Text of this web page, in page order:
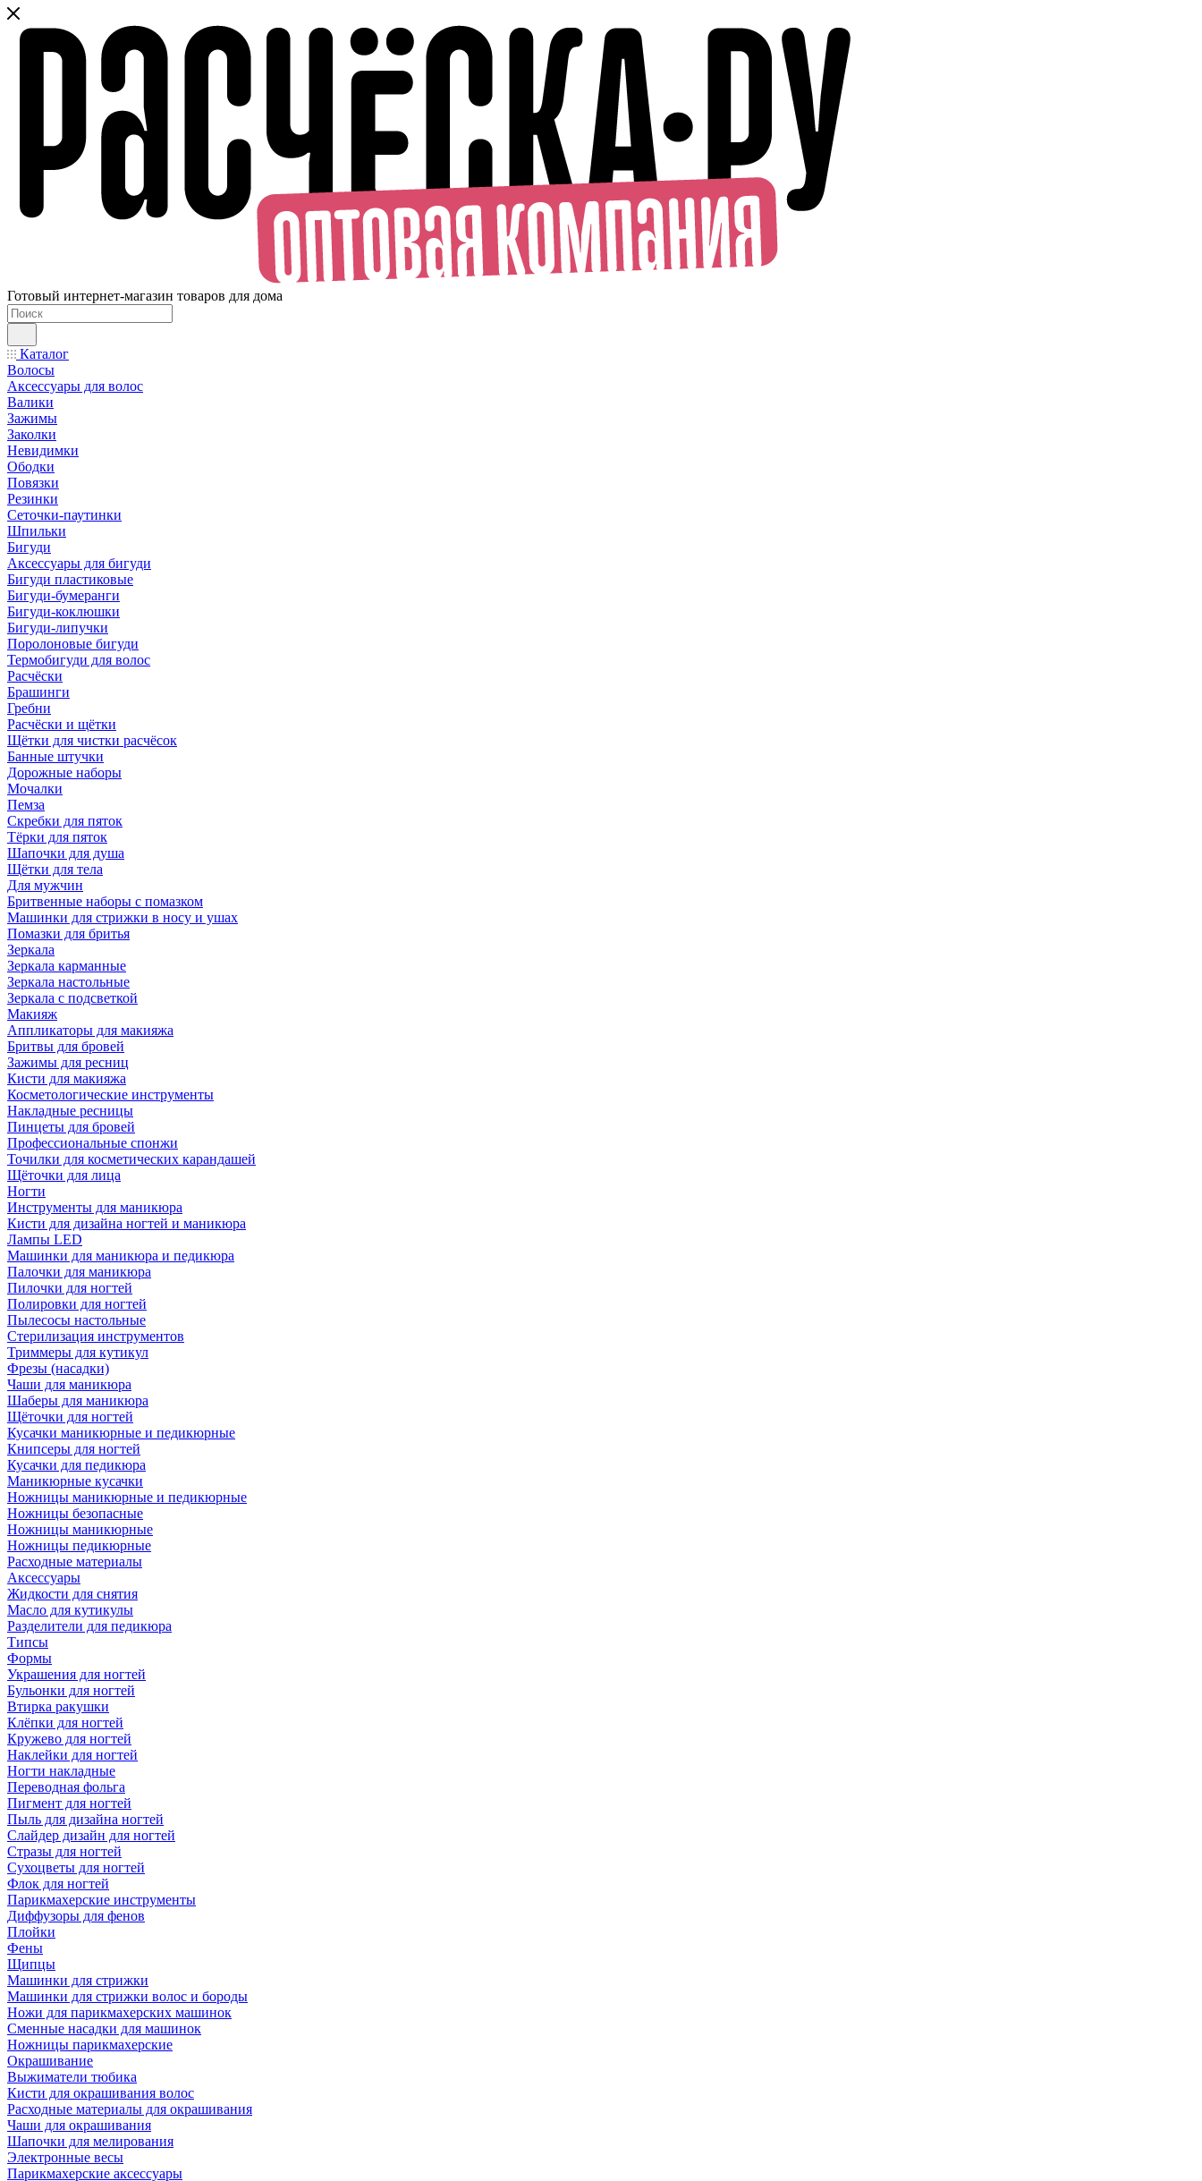
Готовый интернет-магазин товаров для дома
Каталог
Волосы
Аксессуары для волос
Валики
Зажимы
Заколки
Невидимки
Ободки
Повязки
Резинки
Сеточки-паутинки
Шпильки
Бигуди
Аксессуары для бигуди
Бигуди пластиковые
Бигуди-бумеранги
Бигуди-коклюшки
Бигуди-липучки
Поролоновые бигуди
Термобигуди для волос
Расчёски
Брашинги
Гребни
Расчёски и щётки
Щётки для чистки расчёсок
Банные штучки
Дорожные наборы
Мочалки
Пемза
Скребки для пяток
Тёрки для пяток
Шапочки для душа
Щётки для тела
Для мужчин
Бритвенные наборы с помазком
Машинки для стрижки в носу и ушах
Помазки для бритья
Зеркала
Зеркала карманные
Зеркала настольные
Зеркала с подсветкой
Макияж
Аппликаторы для макияжа
Бритвы для бровей
Зажимы для ресниц
Кисти для макияжа
Косметологические инструменты
Накладные ресницы
Пинцеты для бровей
Профессиональные спонжи
Точилки для косметических карандашей
Щёточки для лица
Ногти
Инструменты для маникюра
Кисти для дизайна ногтей и маникюра
Лампы LED
Машинки для маникюра и педикюра
Палочки для маникюра
Пилочки для ногтей
Полировки для ногтей
Пылесосы настольные
Стерилизация инструментов
Триммеры для кутикул
Фрезы (насадки)
Чаши для маникюра
Шаберы для маникюра
Щёточки для ногтей
Кусачки маникюрные и педикюрные
Книпсеры для ногтей
Кусачки для педикюра
Маникюрные кусачки
Ножницы маникюрные и педикюрные
Ножницы безопасные
Ножницы маникюрные
Ножницы педикюрные
Расходные материалы
Аксессуары
Жидкости для снятия
Масло для кутикулы
Разделители для педикюра
Типсы
Формы
Украшения для ногтей
Бульонки для ногтей
Втирка ракушки
Клёпки для ногтей
Кружево для ногтей
Наклейки для ногтей
Ногти накладные
Переводная фольга
Пигмент для ногтей
Пыль для дизайна ногтей
Слайдер дизайн для ногтей
Стразы для ногтей
Сухоцветы для ногтей
Флок для ногтей
Парикмахерские инструменты
Диффузоры для фенов
Плойки
Фены
Щипцы
Машинки для стрижки
Машинки для стрижки волос и бороды
Ножи для парикмахерских машинок
Сменные насадки для машинок
Ножницы парикмахерские
Окрашивание
Выжиматели тюбика
Кисти для окрашивания волос
Расходные материалы для окрашивания
Чаши для окрашивания
Шапочки для мелирования
Электронные весы
Парикмахерские аксессуары